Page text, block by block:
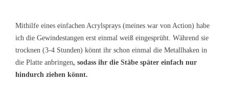
Mithilfe eines einfachen Acrylsprays (meines war von Action) habe
ich die Gewindestangen erst einmal weiß eingesprüht. Während sie
trocknen (3-4 Stunden) könnt ihr schon einmal die Metallhaken in
die Platte anbringen, sodass ihr die Stäbe später einfach nur
hindurch ziehen könnt.